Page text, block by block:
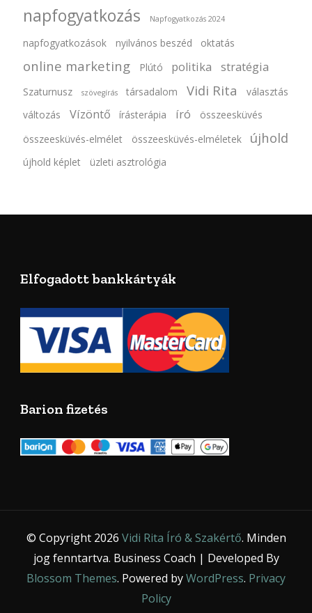
napfogyatkozás Napfogyatkozás 2024
napfogyatkozások nyilvános beszéd oktatás
online marketing Plútó politika stratégia
Szaturnusz szövegírás társadalom Vidi Rita
választás
változás
Vízöntő írásterápia író
összeesküvés
összeesküvés-elmélet
összeesküvés-elméletek újhold
újhold képlet üzleti asztrológia
Elfogadott bankkártyák
Barion fizetés
© Copyright 2026 Vidi Rita Író & Szakértő. Minden
jog fenntartva. Business Coach | Developed By
Blossom Themes. Powered byWordPress. Privacy
Policy